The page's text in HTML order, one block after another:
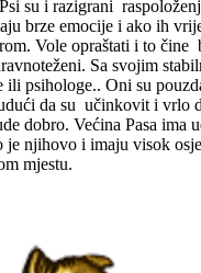
su i razigrani
brze emocije i ako ih
Vole opraštati i to čine
Sa svojim
ili psihologe.. Oni su
da su učinkovit i vrlo
dobro. Većina Pasa ima
je njihovo i imaju visok
mjestu.